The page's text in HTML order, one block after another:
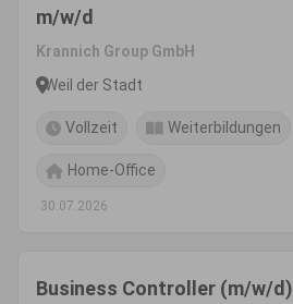
m/w/d
Krannich Group GmbH
Weil der Stadt
Vollzeit Weiterbildungen
Home-Office
30.07.2026
Business Controller (m/w/d)